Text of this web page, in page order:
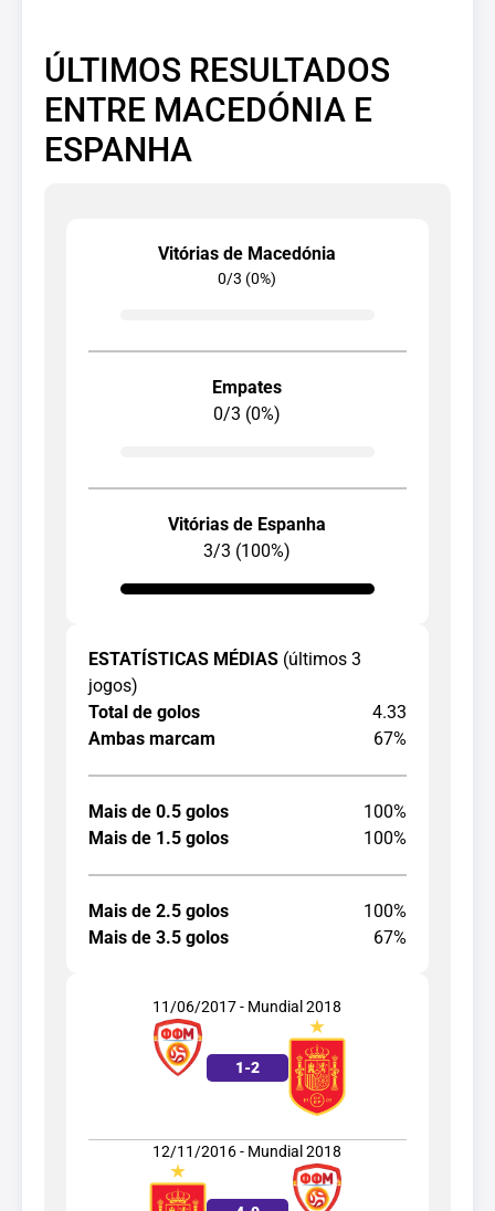
ÚLTIMOS RESULTADOS
ENTRE MACEDÓNIA E
ESPANHA
Vitórias de Macedónia
0/3 (0%)
Empates
0/3 (0%)
Vitórias de Espanha
3/3 (100%)
ESTATÍSTICAS MÉDIAS (últimos 3
jogos)
Total de golos
4.33
Ambas marcam
67%
Mais de 0.5 golos
100%
Mais de 1.5 golos
100%
Mais de 2.5 golos
100%
Mais de 3.5 golos
67%
11/06/2017 - Mundial 2018
1-2
12/11/2016 - Mundial 2018